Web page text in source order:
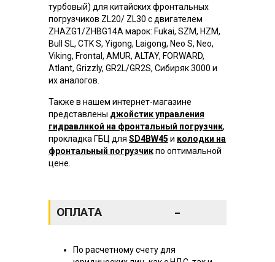
турбовый) для китайских фронтальных
погрузчиков ZL20/ ZL30 с двигателем
ZHAZG1/ZHBG14A марок: Fukai, SZM, HZM,
Bull SL, CTK S, Yigong, Laigong, Neo S, Neo,
Viking, Frontal, AMUR, ALTAY, FORWARD,
Atlant, Grizzly, GR2L/GR2S, Сибиряк 3000 и
их аналогов.
Также в нашем интернет-магазине
представлены джойстик управления
гидравликой на фронтальный погрузчик,
прокладка ГБЦ для SD4BW45 и колодки на
фронтальный погрузчикпо оптимальной
цене.
ОПЛАТА -
По расчетному счету для